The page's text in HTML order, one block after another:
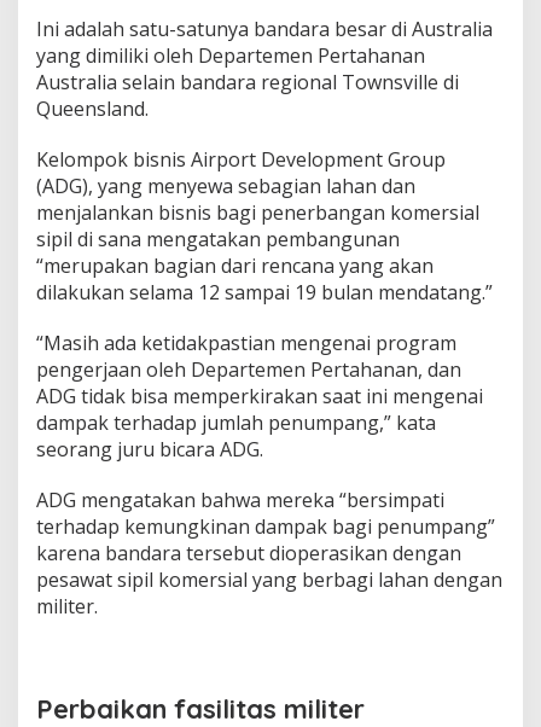
Ini adalah satu-satunya bandara besar di Australia
yang dimiliki oleh Departemen Pertahanan
Australia selain bandara regional Townsville di
Queensland.
Kelompok bisnis Airport Development Group
(ADG), yang menyewa sebagian lahan dan
menjalankan bisnis bagi penerbangan komersial
sipil di sana mengatakan pembangunan
“merupakan bagian dari rencana yang akan
dilakukan selama 12 sampai 19 bulan mendatang.”
“Masih ada ketidakpastian mengenai program
pengerjaan oleh Departemen Pertahanan, dan
ADG tidak bisa memperkirakan saat ini mengenai
dampak terhadap jumlah penumpang,” kata
seorang juru bicara ADG.
ADG mengatakan bahwa mereka “bersimpati
terhadap kemungkinan dampak bagi penumpang”
karena bandara tersebut dioperasikan dengan
pesawat sipil komersial yang berbagi lahan dengan
militer.
Perbaikan fasilitas militer